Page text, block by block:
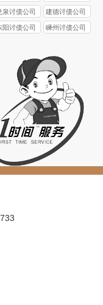
泉讨债公司 建德讨债公司
阳讨债公司 嵊州讨债公司